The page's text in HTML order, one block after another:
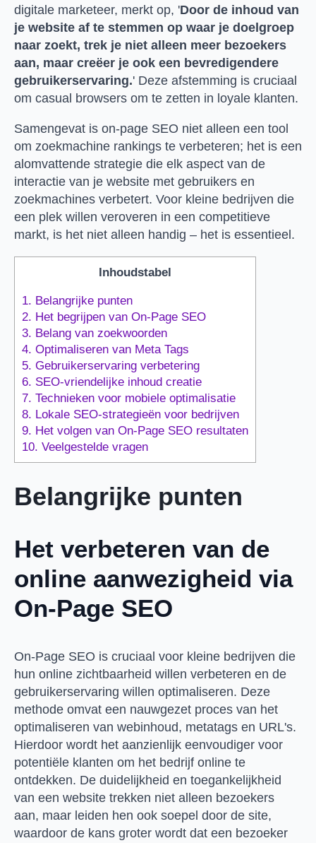
digitale marketeer, merkt op, 'Door de inhoud van
je website af te stemmen op waar je doelgroep
naar zoekt, trek je niet alleen meer bezoekers
aan, maar creëer je ook een bevredigendere
gebruikerservaring.' Deze afstemming is cruciaal
om casual browsers om te zetten in loyale klanten.
Samengevat is on-page SEO niet alleen een tool
om zoekmachine rankings te verbeteren; het is een
alomvattende strategie die elk aspect van de
interactie van je website met gebruikers en
zoekmachines verbetert. Voor kleine bedrijven die
een plek willen veroveren in een competitieve
markt, is het niet alleen handig – het is essentieel.
Inhoudstabel
1. Belangrijke punten
2. Het begrijpen van On-Page SEO
3. Belang van zoekwoorden
4. Optimaliseren van Meta Tags
5. Gebruikerservaring verbetering
6. SEO-vriendelijke inhoud creatie
7. Technieken voor mobiele optimalisatie
8. Lokale SEO-strategieën voor bedrijven
9. Het volgen van On-Page SEO resultaten
10. Veelgestelde vragen
Belangrijke punten
Het verbeteren van de
online aanwezigheid via
On-Page SEO
On-Page SEO is cruciaal voor kleine bedrijven die
hun online zichtbaarheid willen verbeteren en de
gebruikerservaring willen optimaliseren. Deze
methode omvat een nauwgezet proces van het
optimaliseren van webinhoud, metatags en URL's.
Hierdoor wordt het aanzienlijk eenvoudiger voor
potentiële klanten om het bedrijf online te
ontdekken. De duidelijkheid en toegankelijkheid
van een website trekken niet alleen bezoekers
aan, maar leiden hen ook soepel door de site,
waardoor de kans groter wordt dat een bezoeker